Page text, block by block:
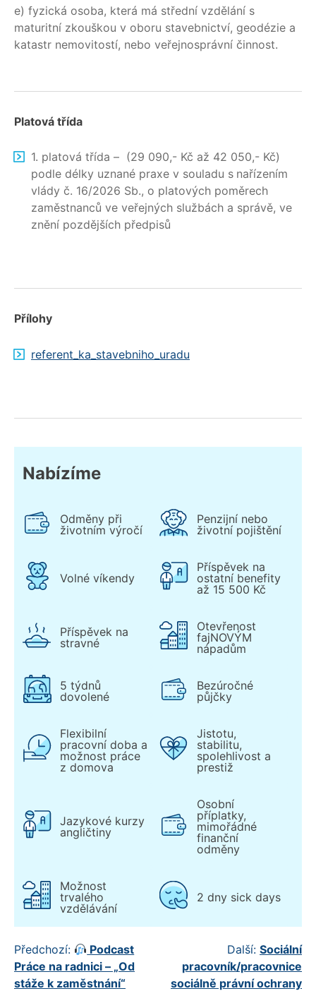
e) fyzická osoba, která má střední vzdělání s
maturitní zkouškou v oboru stavebnictví, geodézie a
katastr nemovitostí, nebo veřejnosprávní činnost.
Platová třída
1. platová třída – (29 090,- Kč až 42 050,- Kč)
podle délky uznané praxe v souladu s nařízením
vlády č. 16/2026 Sb., o platových poměrech
zaměstnanců ve veřejných službách a správě, ve
znění pozdějších předpisů
Přílohy
referent_ka_stavebniho_uradu
Nabízíme
Odměny při
životním výročí
Penzijní nebo
životní pojištění
Volné víkendy
Příspěvek na
ostatní benefity
až 15 500 Kč
Příspěvek na
stravné
Otevřenost
fajNOVÝM
nápadům
5 týdnů
dovolené
Bezúročné
půjčky
Flexibilní
pracovní doba a
možnost práce
z domova
Jistotu,
stabilitu,
spolehlivost a
prestiž
Jazykové kurzy
angličtiny
Osobní
příplatky,
mimořádné
finanční
odměny
Možnost
trvalého
vzdělávání
2 dny sick days
Navigace
pro
Předchozí:
Podcast
Práce na radnici – „Od
stáže k zaměstnání“
Další: Sociální
pracovník/pracovnice
sociálně právní ochrany